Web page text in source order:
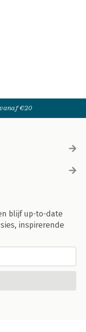
€20
blijf up-to-date
inspirerende